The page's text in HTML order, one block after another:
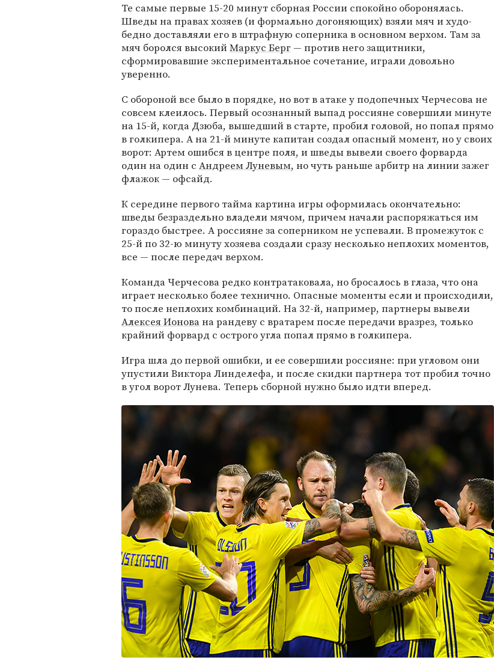
Те самые первые 15-20 минут сборная России спокойно оборонялась.
Шведы на правах хозяев (и формально догоняющих) взяли мяч и худо-
бедно доставляли его в штрафную соперника в основном верхом. Там за
мяч боролся высокийМаркус Берг — против него защитники,
сформировавшие экспериментальное сочетание, играли довольно
уверенно.
С обороной все было в порядке, но вот в атаке у подопечных Черчесова не
совсем клеилось. Первый осознанный выпад россияне совершили минуте
на 15-й, когда Дзюба, вышедший в старте, пробил головой, но попал прямо
в голкипера. А на 21-й минуте капитан создал опасный момент, но у своих
ворот: Артем ошибся в центре поля, и шведы вывели своего форварда
один на один с Андреем Луневым, но чуть раньше арбитр на линии зажег
флажок — офсайд.
К середине первого тайма картина игры оформилась окончательно:
шведы безраздельно владели мячом, причем начали распоряжаться им
гораздо быстрее. А россияне за соперником не успевали. В промежуток с
25-й по 32-ю минуту хозяева создали сразу несколько неплохих моментов,
все — после передач верхом.
Команда Черчесова редко контратаковала, но бросалось в глаза, что она
играет несколько более технично. Опасные моменты если и происходили,
то после неплохих комбинаций. На 32-й, например, партнеры вывели
Алексея Ионована рандеву с вратарем после передачи вразрез, только
крайний форвард с острого угла попал прямо в голкипера.
Игра шла до первой ошибки, и ее совершили россияне: при угловом они
упустили Виктора Линделефа, и после скидки партнера тот пробил точно
в угол ворот Лунева. Теперь сборной нужно было идти вперед.